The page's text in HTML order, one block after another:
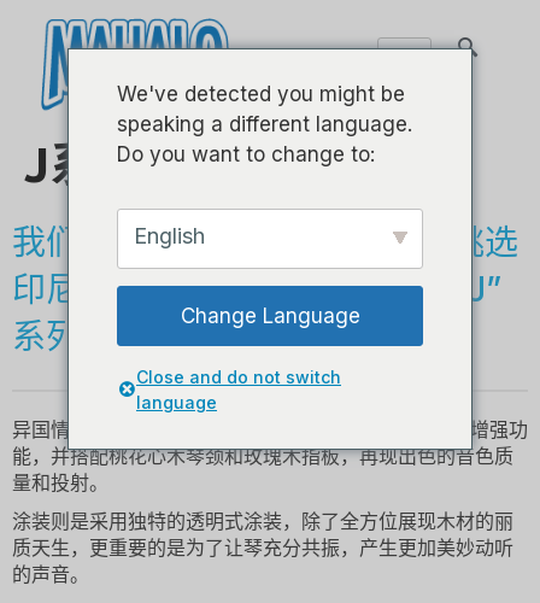
J系列 - 23英寸
我们的技艺高超的琴师，手工挑选
印尼最好的乐器木材，来制作“J”
系列的产品。
异国情调的 nato 琴体经过精心打造，具有独特的音色增强功
能，并搭配桃花心木琴颈和玫瑰木指板，再现出色的音色质
量和投射。
涂装则是采用独特的透明式涂装，除了全方位展现木材的丽
质天生，更重要的是为了让琴充分共振，产生更加美妙动听
的声音。
We've detected you might be
speaking a different language.
Do you want to change to:
English
Change Language
Close and do not switch
language